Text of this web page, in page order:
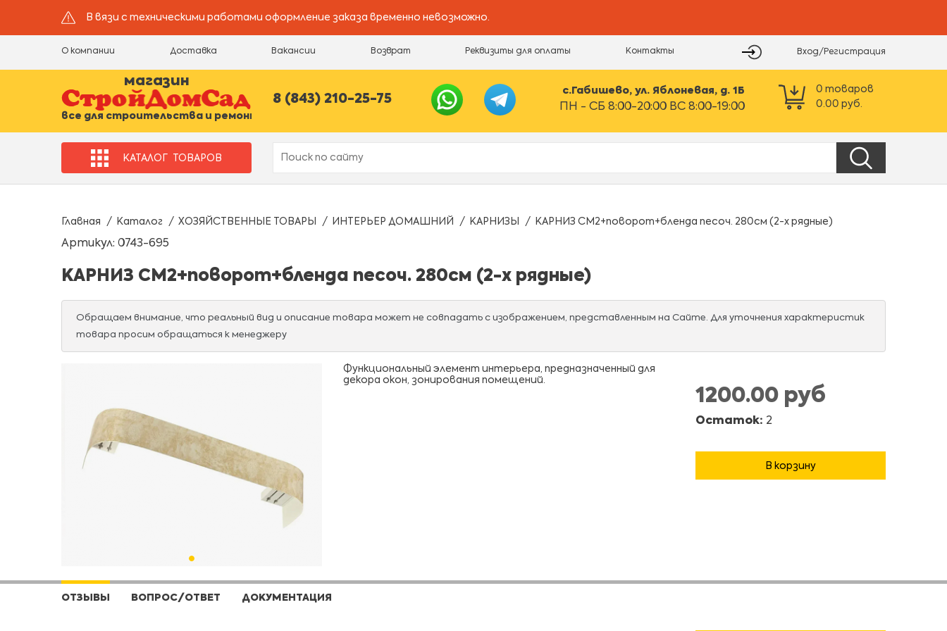
В вязи с техническими работами оформление заказа временно невозможно.
О компании Доставка Вакансии Возврат Реквизиты для оплаты Контакты Вход/Регистрация
магазин
все для строительства и ремонта
8 (843) 210-25-75
с.Габишево, ул. Яблоневая, д. 1Б
ПН - СБ 8:00-20:00 ВС 8:00-19:00
0 товаров
0.00 руб.
КАТАЛОГ ТОВАРОВ
Главная Каталог ХОЗЯЙСТВЕННЫЕ ТОВАРЫ ИНТЕРЬЕР ДОМАШНИЙ КАРНИЗЫ КАРНИЗ СМ2+поворот+бленда песоч. 280см (2-х рядные)
Артикул: 0743-695
КАРНИЗ СМ2+поворот+бленда песоч. 280см (2-х рядные)
Обращаем внимание, что реальный вид и описание товара может не совпадать с изображением, представленным на Сайте. Для уточнения характеристик
товара просим обращаться к менеджеру
Функциональный элемент интерьера, предназначенный для
декора окон, зонирования помещений.
1200.00 руб
Остаток: 2
В корзину
ОТЗЫВЫ ВОПРОС/ОТВЕТ ДОКУМЕНТАЦИЯ